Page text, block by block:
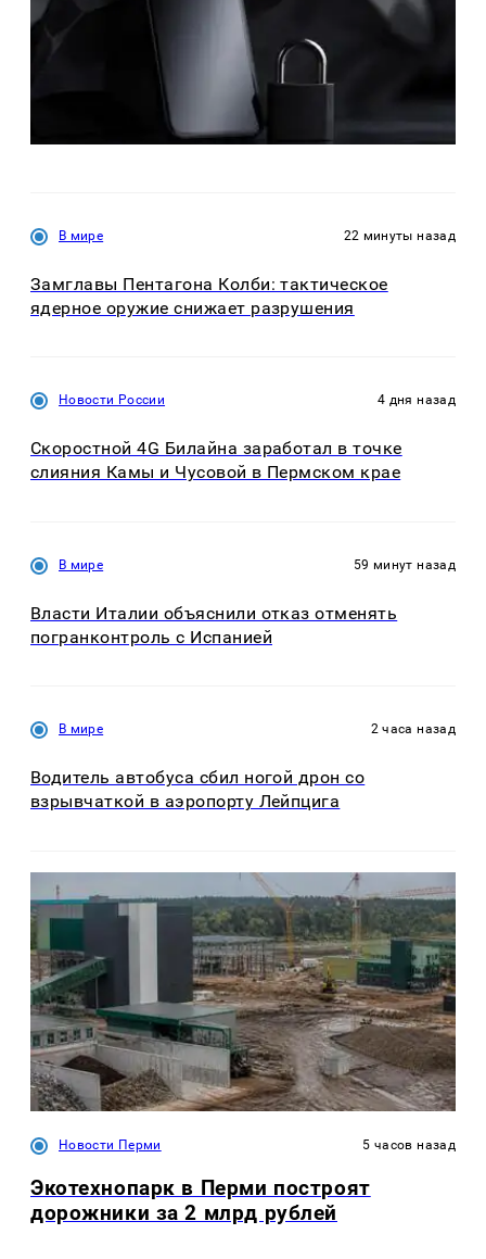
В мире 22 минуты назад
Замглавы Пентагона Колби: тактическое
ядерное оружие снижает разрушения
Новости России 4 дня назад
Скоростной 4G Билайна заработал в точке
слияния Камы и Чусовой в Пермском крае
В мире 59 минут назад
Власти Италии объяснили отказ отменять
погранконтроль с Испанией
В мире 2 часа назад
Водитель автобуса сбил ногой дрон со
взрывчаткой в аэропорту Лейпцига
Новости Перми 5 часов назад
Экотехнопарк в Перми построят
дорожники за 2 млрд рублей